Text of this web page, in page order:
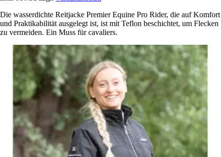
Die wasserdichte Reitjacke Premier Equine Pro Rider, die auf Komfort
und Praktikabilität ausgelegt ist, ist mit Teflon beschichtet, um Flecken
zu vermeiden. Ein Muss für cavaliers.